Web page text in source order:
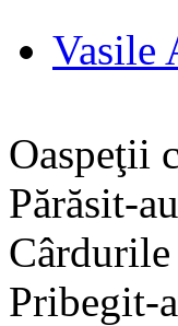
Vasile
Oaspeţii
Părăsit-
Pribegit-